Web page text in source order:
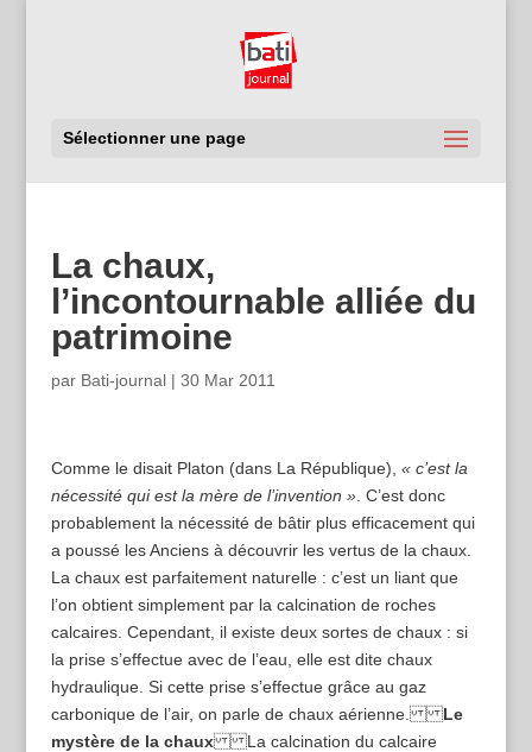
Sélectionner une page
La chaux,
l’incontournable alliée du
patrimoine
par Bati-journal| 30 Mar 2011
Comme le disait Platon (dans La République), « c’est la
nécessité qui est la mère de l’invention ». C’est donc
probablement la nécessité de bâtir plus efficacement qui
a poussé les Anciens à découvrir les vertus de la chaux.
La chaux est parfaitement naturelle : c’est un liant que
l’on obtient simplement par la calcination de roches
calcaires. Cependant, il existe deux sortes de chaux : si
la prise s’effectue avec de l’eau, elle est dite chaux
hydraulique. Si cette prise s’effectue grâce au gaz
carbonique de l’air, on parle de chaux aérienne.Le
mystère de la chauxLa calcination du calcaire